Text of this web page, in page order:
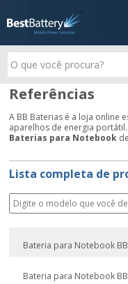
Referências
A BB Baterias é a loja online
aparelhos de energia
Baterias para Notebook
Lista completa de
Bateria para Notebook
Bateria para Notebook